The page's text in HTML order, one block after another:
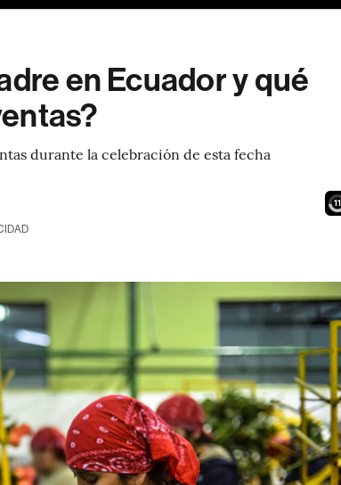
en Ecuador y qué
durante la celebración de esta fecha
9